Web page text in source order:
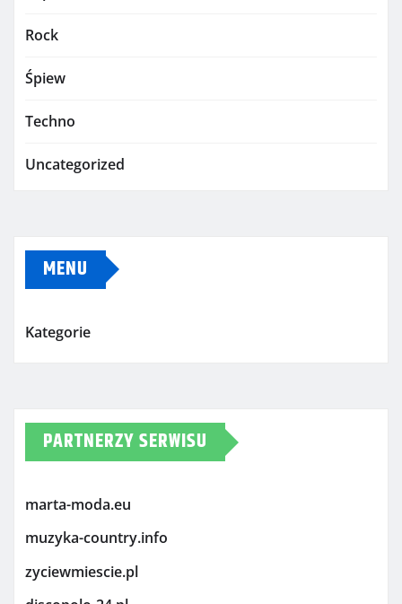
Rock
Śpiew
Techno
Uncategorized
MENU
Kategorie
PARTNERZY SERWISU
marta-moda.eu
muzyka-country.info
zyciewmiescie.pl